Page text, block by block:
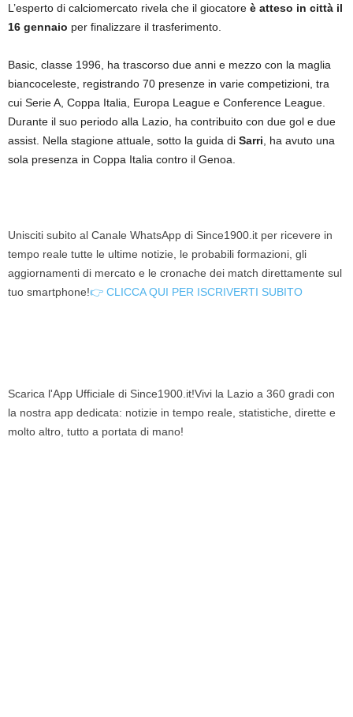
L’esperto di calciomercato rivela che il giocatore è atteso in città il
16 gennaio per finalizzare il trasferimento.
Basic, classe 1996, ha trascorso due anni e mezzo con la maglia
biancoceleste, registrando 70 presenze in varie competizioni, tra
cui Serie A, Coppa Italia, Europa League e Conference League.
Durante il suo periodo alla Lazio, ha contribuito con due gol e due
assist. Nella stagione attuale, sotto la guida di Sarri , ha avuto una
sola presenza in Coppa Italia contro il Genoa.
Unisciti subito al Canale WhatsApp di Since1900.it per ricevere in
tempo reale tutte le ultime notizie, le probabili formazioni, gli
aggiornamenti di mercato e le cronache dei match direttamente sul
tuo smartphone!👉 CLICCA QUI PER ISCRIVERTI SUBITO
Scarica l'App Ufficiale di Since1900.it!Vivi la Lazio a 360 gradi con
la nostra app dedicata: notizie in tempo reale, statistiche, dirette e
molto altro, tutto a portata di mano!